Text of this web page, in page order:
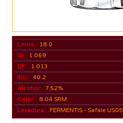
Litros:
18.0
DI:
1.069
DF:
1.013
IBU: 40.2
Alcohol: 7.52%
Color:
8.04 SRM
Levadura: FERMENTIS - Safale US05